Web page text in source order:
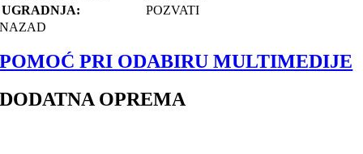
UGRADNJA:
POZVATI
NAZAD
POMOĆ PRI ODABIRU MULTIMEDIJE
DODATNA OPREMA